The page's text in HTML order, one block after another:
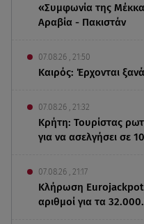
«Συμφωνία της
Αραβία - Πακιστάν
07.08.26 , 21:50
Καιρός: Έρχονται
07.08.26 , 21:32
Κρήτη: Τουρίστας
για να ασελγήσει σε
07.08.26 , 21:17
Κλήρωση Eurojackpot
αριθμοί για τα